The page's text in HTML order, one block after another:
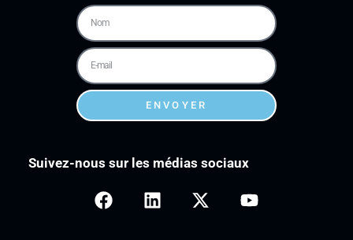
ENVOYER
Suivez-nous sur les médias sociaux